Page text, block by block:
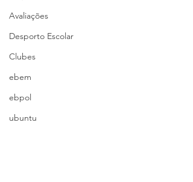
Avaliações
Desporto Escolar
Clubes
ebem
ebpol
ubuntu